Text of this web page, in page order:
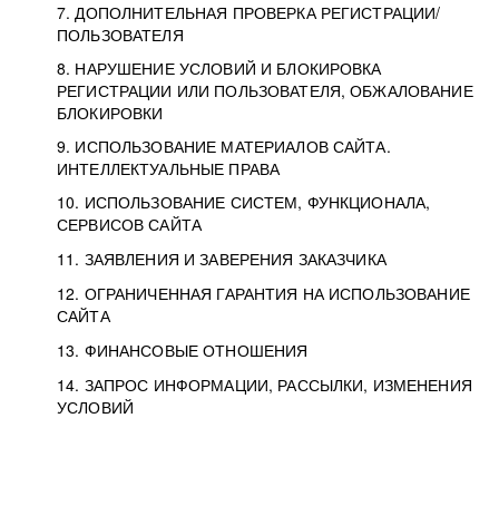
7. ДОПОЛНИТЕЛЬНАЯ ПРОВЕРКА РЕГИСТРАЦИИ/
ПОЛЬЗОВАТЕЛЯ
8. НАРУШЕНИЕ УСЛОВИЙ И БЛОКИРОВКА
РЕГИСТРАЦИИ ИЛИ ПОЛЬЗОВАТЕЛЯ, ОБЖАЛОВАНИЕ
БЛОКИРОВКИ
9. ИСПОЛЬЗОВАНИЕ МАТЕРИАЛОВ САЙТА.
ИНТЕЛЛЕКТУАЛЬНЫЕ ПРАВА
10. ИСПОЛЬЗОВАНИЕ СИСТЕМ, ФУНКЦИОНАЛА,
СЕРВИСОВ САЙТА
11. ЗАЯВЛЕНИЯ И ЗАВЕРЕНИЯ ЗАКАЗЧИКА
12. ОГРАНИЧЕННАЯ ГАРАНТИЯ НА ИСПОЛЬЗОВАНИЕ
САЙТА
13. ФИНАНСОВЫЕ ОТНОШЕНИЯ
14. ЗАПРОС ИНФОРМАЦИИ, РАССЫЛКИ, ИЗМЕНЕНИЯ
УСЛОВИЙ